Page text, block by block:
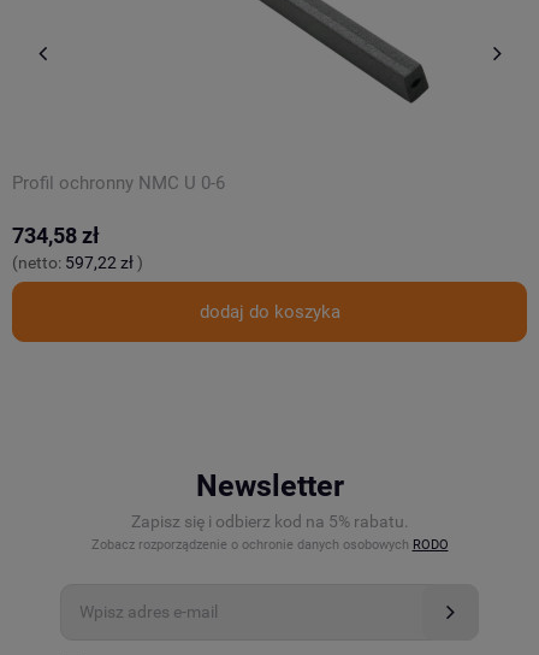
Profil ochronny NMC U 0-6
734,58 zł
(netto: 597,22 zł)
dodaj do koszyka
Newsletter
Zapisz się i odbierz kod na 5% rabatu.
Zobacz rozporządzenie o ochronie danych osobowych RODO